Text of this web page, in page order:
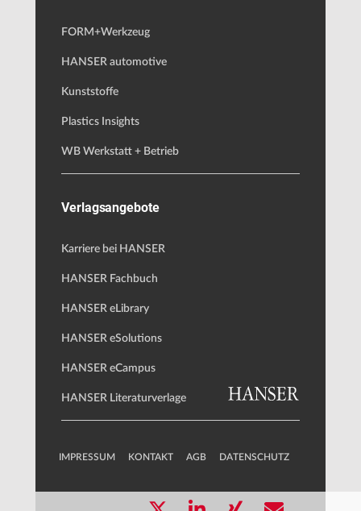
FORM+Werkzeug
HANSER automotive
Kunststoffe
Plastics Insights
WB Werkstatt + Betrieb
Verlagsangebote
Karriere bei HANSER
HANSER Fachbuch
HANSER eLibrary
HANSER eSolutions
HANSER eCampus
HANSER Literaturverlage
IMPRESSUM KONTAKT AGB DATENSCHUTZ